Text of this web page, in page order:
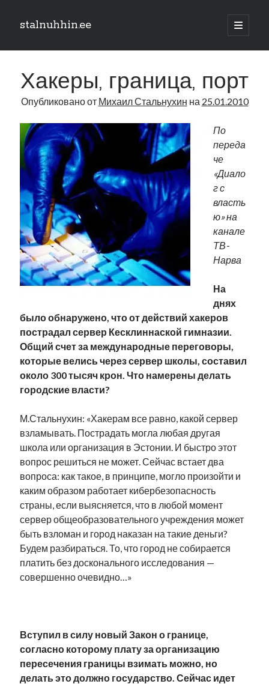
stalnuhhin.ee
отрыть
Боковая
панель
Поиск
Рубрики
В мире
Интеграция
Интервью
Книга
Личное
Нарва и северо-восток
Обзор прессы
Образование
Парламент и правительство
Фотографии
Юмор
Метки
radio narva
ансиппиада видео война
в поисках здравого смысла выборы высказывание
евросоюз интервью история кабинетные истории
катри райк кая каллас книга маська нарва
нацменьшинства образование обучение эстонскому
памятники парад клоунов парламент партия поводырь
подкаст потеряны данные пресса программа
рийгикогу россия русский роман
русскоязычное образование сми ссср стенограмма
т.х. ильвес танк фотоотчет экономика
Михаил Стальнухин:
mstalnuhhin@gmail.com
Хакеры, граница, порт
Опубликовано от Михаил Стальнухин на 25.01.2010
По
переда
че
«Диало
г с
власть
ю» на
канале
ТВ-
Нарва
На
днях
было обнаружено, что от действий хакеров
пострадал сервер Кесклиннаской гимназии.
Общий счет за международные переговоры,
которые велись через сервер школы, составил
около 300 тысяч крон. Что намерены делать
городские власти?
М.Стальнухин: «Хакерам все равно, какой сервер
взламывать. Пострадать могла любая другая
школа или организация в Эстонии. И быстро этот
вопрос решиться не может. Сейчас встает два
вопроса: как такое, в принципе, могло произойти и
каким образом работает кибербезопасность
страны, если выясняется, что в любой момент
сервер общеобразовательного учреждения может
быть взломан и город наказан на такие деньги?
Будем разбираться. То, что город не собирается
платить без досконального исследования —
совершенно очевидно…»
Вступил в силу новый Закон о границе,
согласно которому плату за организацию
пересечения границы взимать можно, но
делать это должно государство. Сейчас идет